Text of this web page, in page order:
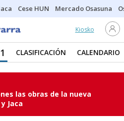
Cese HUN Mercado Osasuna
Kiosko
CLASIFICACIÓN CALENDARIO
las obras de la nueva
Jaca